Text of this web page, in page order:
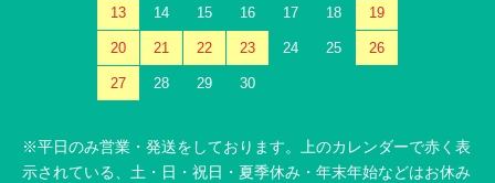
13 14 15 16 17 18 19
20 21 22 23 24 25 26
27 28 29 30
※平日のみ営業・発送をしております。上のカレンダーで赤く表
示されている、土・日・祝日・夏季休み・年末年始などはお休み